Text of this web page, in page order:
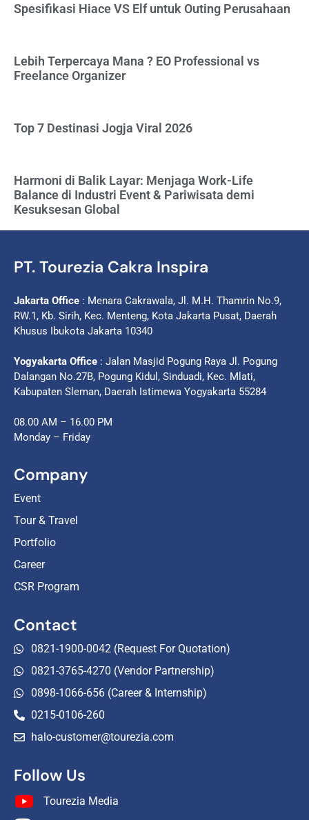
Spesifikasi Hiace VS Elf untuk Outing Perusahaan
Lebih Terpercaya Mana ? EO Professional vs
Freelance Organizer
Top 7 Destinasi Jogja Viral 2026
Harmoni di Balik Layar: Menjaga Work-Life
Balance di Industri Event & Pariwisata demi
Kesuksesan Global
PT. Tourezia Cakra Inspira
Jakarta Office : Menara Cakrawala, Jl. M.H. Thamrin No.9,
RW.1, Kb. Sirih, Kec. Menteng, Kota Jakarta Pusat, Daerah
Khusus Ibukota Jakarta 10340
Yogyakarta Office : Jalan Masjid Pogung Raya Jl. Pogung
Dalangan No.27B, Pogung Kidul, Sinduadi, Kec. Mlati,
Kabupaten Sleman, Daerah Istimewa Yogyakarta 55284
08.00 AM – 16.00 PM
Monday – Friday
Company
Event
Tour & Travel
Portfolio
Career
CSR Program
Contact
0821-1900-0042 (Request For Quotation)
0821-3765-4270 (Vendor Partnership)
0898-1066-656 (Career & Internship)
0215-0106-260
halo-customer@tourezia.com
Follow Us
Tourezia Media